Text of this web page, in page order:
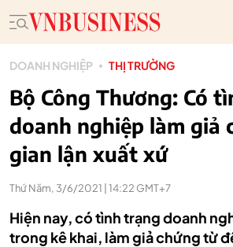
DOANH NGHIỆP THỊ TRƯỜNG
Bộ Công Thương: Có
doanh nghiệp làm giả
gian lận xuất xứ
Thứ Năm, 3/6/2021 | 14:22 GMT+7
Hiện nay, có tình trạng doanh
trong kê khai, làm giả chứng từ